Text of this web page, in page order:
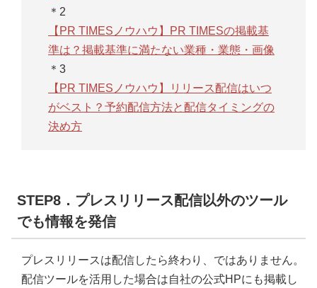
＊2
【PR TIMESノウハウ】PR TIMESの掲載基
準は？掲載基準に満たない業種・業態・画像
＊3
【PR TIMESノウハウ】リリース配信はいつ
がベスト？予約配信方法と配信タイミングの
決め方
STEP8．プレスリリース配信以外のツール
でも情報を発信
プレスリリースは配信したら終わり、ではありません。
配信ツールを活用した場合は自社の公式HPにも掲載し